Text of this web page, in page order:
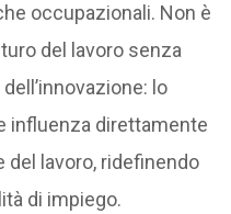
occupazionali. Non è
del lavoro senza
lo
influenza direttamente
del lavoro, ridefinendo
di impiego.